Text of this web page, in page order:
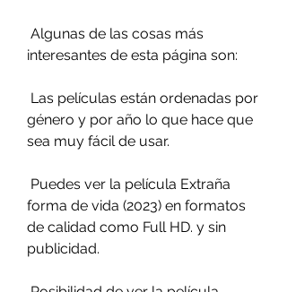
interesantes de esta página son:
género y por año lo que hace que
sea muy fácil de usar.
forma de vida (2023) en formatos
de calidad como Full HD. y sin
publicidad.